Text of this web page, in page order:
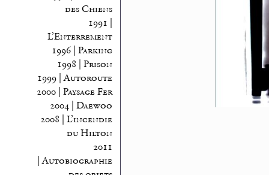
des Chiens
1991 |
L’Enterrement
1996 | Parking
1998 | Prison
1999 | Autoroute
2000 | Paysage Fer
2004 | Daewoo
2008 | L’incendie
du Hilton
2011
| Autobiographie